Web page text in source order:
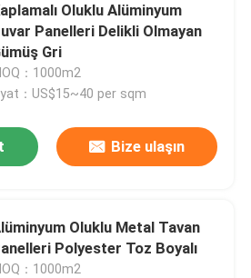
Oluklu Alüminyum
Panelleri Delikli Olmayan
Gri
：1000m2
：US$15~40 per sqm
Bize ulaşın
Oluklu Metal Tavan
Polyester Toz Boyalı
：1000m2